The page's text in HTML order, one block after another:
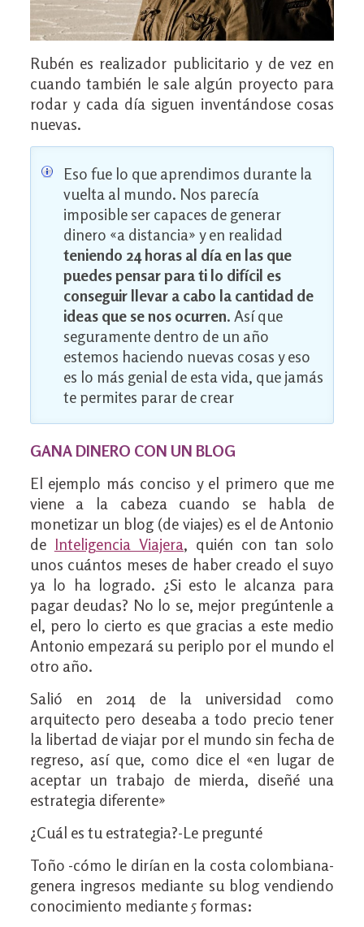
Rubén es realizador publicitario y de vez en
cuando también le sale algún proyecto para
rodar y cada día siguen inventándose cosas
nuevas.
Eso fue lo que aprendimos durante la
vuelta al mundo. Nos parecía
imposible ser capaces de generar
dinero «a distancia» y en realidad
teniendo 24 horas al día en las que
puedes pensar para ti lo difícil es
conseguir llevar a cabo la cantidad de
ideas que se nos ocurren. Así que
seguramente dentro de un año
estemos haciendo nuevas cosas y eso
es lo más genial de esta vida, que jamás
te permites parar de crear
GANA DINERO CON UN BLOG
El ejemplo más conciso y el primero que me
viene a la cabeza cuando se habla de
monetizar un blog (de viajes) es el de Antonio
de Inteligencia Viajera, quién con tan solo
unos cuántos meses de haber creado el suyo
ya lo ha logrado. ¿Si esto le alcanza para
pagar deudas? No lo se, mejor pregúntenle a
el, pero lo cierto es que gracias a este medio
Antonio empezará su periplo por el mundo el
otro año.
Salió en 2014 de la universidad como
arquitecto pero deseaba a todo precio tener
la libertad de viajar por el mundo sin fecha de
regreso, así que, como dice el «en lugar de
aceptar un trabajo de mierda, diseñé una
estrategia diferente»
¿Cuál es tu estrategia?-Le pregunté
Toño -cómo le dirían en la costa colombiana-
genera ingresos mediante su blog vendiendo
conocimiento mediante 5 formas: